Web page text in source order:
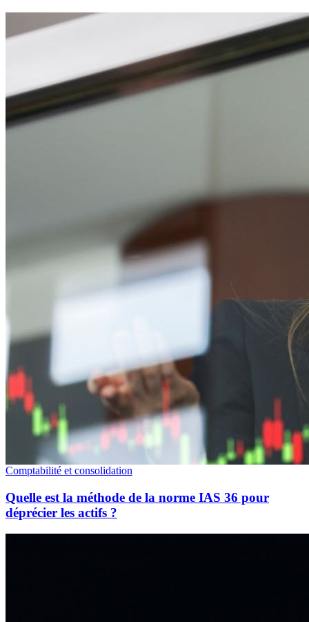
Comptabilité et consolidation
Quelle est la méthode de la norme IAS 36 pour
déprécier les actifs ?